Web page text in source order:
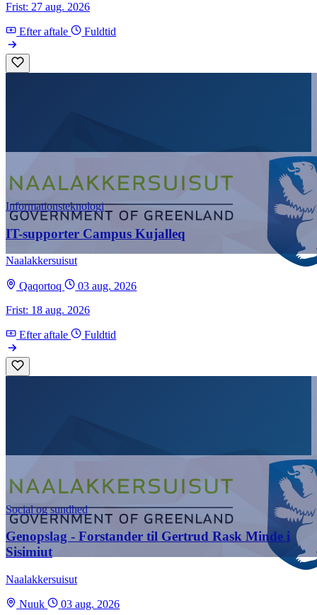
Frist: 27 aug. 2026
Efter aftale Fuldtid
Informationsteknologi
IT-supporter Campus Kujalleq
Naalakkersuisut
Qaqortoq
03 aug. 2026
Frist: 18 aug. 2026
Efter aftale Fuldtid
Social og sundhed
Genopslag - Forstander til Gertrud Rask Minde i
Sisimiut
Naalakkersuisut
Nuuk 03 aug. 2026